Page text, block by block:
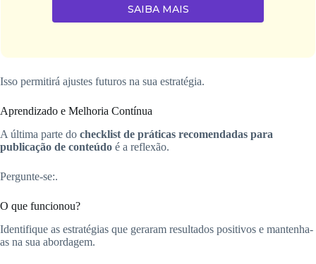
SAIBA MAIS
Isso permitirá ajustes futuros na sua estratégia.
Aprendizado e Melhoria Contínua
A última parte do checklist de práticas recomendadas para
publicação de conteúdo é a reflexão.
Pergunte-se:.
O que funcionou?
Identifique as estratégias que geraram resultados positivos e mantenha-
as na sua abordagem.